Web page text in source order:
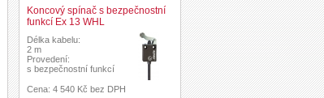
Koncový spínač s bezpečnostní
funkcí Ex 13 WHL
Délka kabelu:
2 m
Provedení:
s bezpečnostní funkcí
Cena: 4 540 Kč bez DPH